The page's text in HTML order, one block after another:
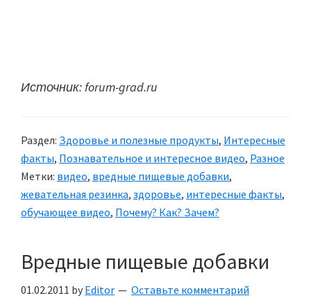
Источник: forum-grad.ru
Раздел: Здоровье и полезные продукты, Интересные
факты, Познавательное и интересное видео, Разное
Метки: видео, вредные пищевые добавки,
жевательная резинка, здоровье, интересные факты,
обучающее видео, Почему? Как? Зачем?
Вредные пищевые добавки
01.02.2011 by Editor Оставьте комментарий